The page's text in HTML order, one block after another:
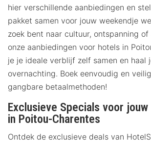
hier verschillende aanbiedingen en
pakket samen voor jouw weekendje
zoek bent naar cultuur, ontspanning
onze aanbiedingen voor hotels in
je je ideale verblijf zelf samen en haal
overnachting. Boek eenvoudig en
gangbare betaalmethoden!
Exclusieve Specials voor
in Poitou-Charentes
Ontdek de exclusieve deals van